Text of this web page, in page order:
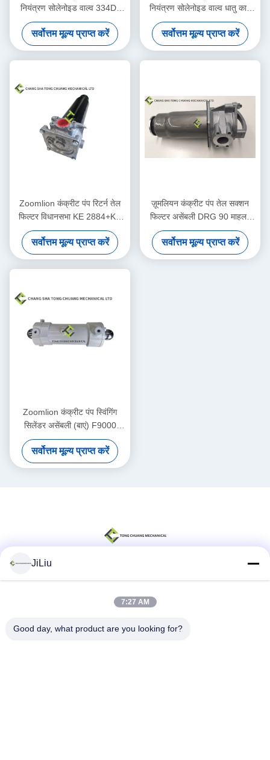
नियंत्रण सोलेनोइड वाल्व 334D-
015-02 1010302328
सर्वोत्तम मूल्य प्राप्त करें
नियंत्रण सोलेनोइड वाल्व धातु काम
1070500150
सर्वोत्तम मूल्य प्राप्त करें
Zoomlion कंक्रीट पंप रिटर्न तेल
फिल्टर विधानसभा KE 2884+KE
2883 1010600428
सर्वोत्तम मूल्य प्राप्त करें
ज़ूमलियन कंक्रीट पंप तेल सक्शन
फिल्टर असेंबली DRG 90 माहलर
मूल 1010600452
सर्वोत्तम मूल्य प्राप्त करें
Zoomlion कंक्रीट पंप स्विंगिंग
सिलेंडर असेंबली (बाएं) F9000
(फ्रंट ड्राइवर की सीट)
000190201A0200000
सर्वोत्तम मूल्य प्राप्त करें
JiLiu
7:27 AM
Good day, what product are you looking for?